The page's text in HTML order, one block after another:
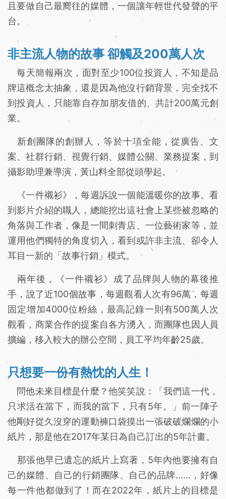
且要做自己最嚮往的媒體，一個讓年輕世代發聲的平
台。
非主流人物的故事 卻觸及200萬人次
每天簡報兩次，面對至少100位投資人，不知是品
牌這概念太抽象，還是因為他沒行銷背景，完全找不
到投資人，只能靠自存加朋友借的、共計200萬元創
業。
新創團隊的創辦人，等於十項全能，從廣告、文
案、社群行銷、視覺行銷、媒體公關、業務提案，到
攝影助理兼導演，黃山料全部從頭學起。
《一件襯衫》，每週訴說一個能溫暖你的故事。看
到影片介紹的職人，總能挖出這社會上某些被忽略的
角落與工作者，像是一間刺青店、一位藝術家等，並
運用他們獨特的角度切入，看到或許非主流、卻令人
耳目一新的「故事行銷」模式。
兩年後，《一件襯衫》成了品牌與人物的幕後推
手，說了近100個故事，每週觀看人次有96萬，每週
固定增加4000位粉絲，最高記錄一則有500萬人次
觀看，商業合作的提案自各方湧入，而團隊也因人員
擴編，移入較大的辦公空間，員工平均年齡25歲。
只想要一份有熱忱的人生！
問他未來目標是什麼？他笑笑說：「我們這一代，
只求活在當下，而我的當下，只有5年。」前一陣子
他剛好從久沒穿的運動褲口袋摸出一張破破爛爛的小
紙片，那是他在2017年某日為自己訂出的5年計畫。
那張他早已遺忘的紙片上寫著，5年內他要擁有自
己的媒體、自己的行銷團隊、自己的品牌……，好像
每一件他都做到了！而在2022年，紙片上的目標是